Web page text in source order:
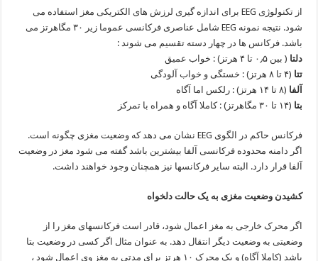
از تکنولوژی EEG برای اندازه گیری لرزش های الکتریکی مغز استفاده می
شود. نتیجه نمونه EEG شامل عناصری فرکانسی عموما زیر ۳۰ مگاهرتز می
باشد. فرکانس ها در چهار دسته تقسیم می شوند :
دلتا ( بین ۰٫۵ تا ۴ هرتز) : خواب عمیق
تتا (۴ تا ۸ هرتز) : خستگی و خواب آلودگی
آلفا (۸ تا ۱۴ هرتز) : رلکس اما آگاه
بتا (۱۴ تا ۳۰ مگاهرتز) : کاملا آگاه و همراه با تمرکز
فرکانس حاکم در الگوی EEG نشان می دهد که وضعیت مغزی چگونه است.
اگر دامنه محدوده فرکانسی آلفا بیشترین باشد گفته می شود مغز در وضعیت
آلفا قرار دارد. البته سایر فرکانسها نیز همچنان وجود خواهند داشت.
کشیدن وضعیت مغزی به یک حالت دلخواه
اگر محرک خارجی به مغز اعمال شود، قادر است فرکانسهای مغز را از
وضعیتی به وضعیت دیگر انتقال دهد. به عنوان مثال اگر کسی در وضعیت بتا
باشد (کاملا آگاه) و یک محرک ۱۰ هرتز برای مدتی به مغز وی اعمال شود ،